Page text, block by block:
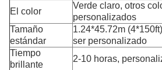
El color
Verde claro, otros
personalizados
Tamaño
estándar
1.24*45.72m
ser personalizado
Tiempo
brillante
2-10 horas,